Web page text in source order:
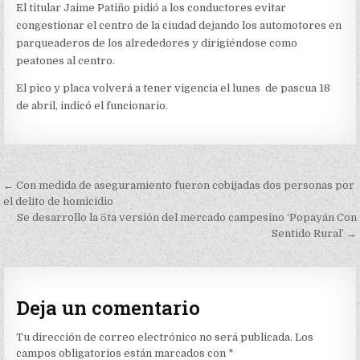
El titular Jaime Patiño pidió a los conductores evitar
congestionar el centro de la ciudad dejando los automotores en
parqueaderos de los alrededores y dirigiéndose como
peatones al centro.
El pico y placa volverá a tener vigencia el lunes de pascua 18
de abril, indicó el funcionario.
Navegación
de
← Con medida de aseguramiento fueron cobijadas dos personas por
el delito de homicidio
Se desarrollo la 5ta versión del mercado campesino ‘Popayán Con
Sentido Rural’ →
Deja un comentario
Tu dirección de correo electrónico no será publicada. Los
campos obligatorios están marcados con *